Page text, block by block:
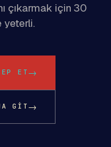
çıkarmak için 30
yeterli.
ET →
GIT →